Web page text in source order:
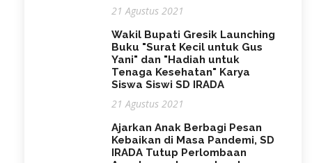
21 Agustus 2021
Wakil Bupati Gresik Launching
Buku "Surat Kecil untuk Gus
Yani" dan "Hadiah untuk
Tenaga Kesehatan" Karya
Siswa Siswi SD IRADA
21 Agustus 2021
Ajarkan Anak Berbagi Pesan
Kebaikan di Masa Pandemi, SD
IRADA Tutup Perlombaan